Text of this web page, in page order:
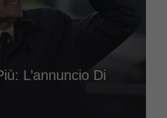
L’annuncio Di